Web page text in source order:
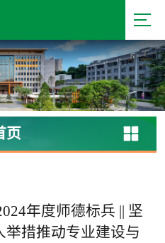
页
年度师德标兵 || 坚
措推动专业建设与